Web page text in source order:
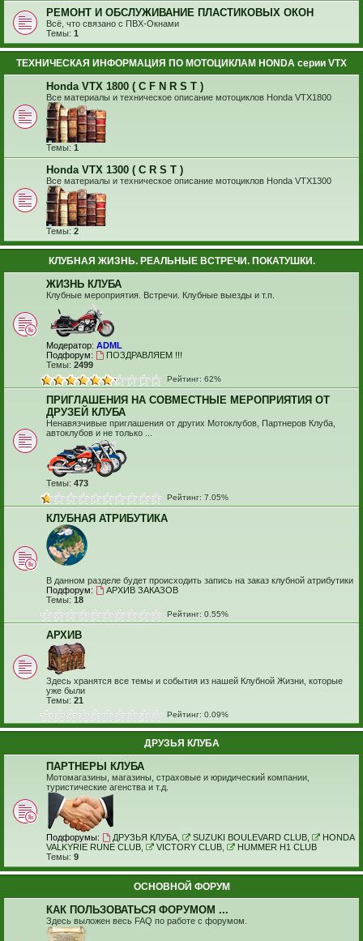
РЕМОНТ И ОБСЛУЖИВАНИЕ ПЛАСТИКОВЫХ ОКОН
Всё, что связано с ПВХ-Окнами
Темы: 1
ТЕХНИЧЕСКАЯ ИНФОРМАЦИЯ ПО МОТОЦИКЛАМ HONDA серии VTX
Honda VTX 1800 ( C F N R S T )
Все материалы и техническое описание мотоциклов Honda VTX1800
Темы: 1
Honda VTX 1300 ( C R S T )
Все материалы и техническое описание мотоциклов Honda VTX1300
Темы: 2
КЛУБНАЯ ЖИЗНЬ. РЕАЛЬНЫЕ ВСТРЕЧИ. ПОКАТУШКИ.
ЖИЗНЬ КЛУБА
Клубные мероприятия. Встречи. Клубные выезды и т.п.
Модератор: ADML
Подфорум:
ПОЗДРАВЛЯЕМ !!!
Темы: 2499
Рейтинг: 62%
ПРИГЛАШЕНИЯ НА СОВМЕСТНЫЕ МЕРОПРИЯТИЯ ОТ
ДРУЗЕЙ КЛУБА
Ненавязчивые приглашения от других Мотоклубов, Партнеров Клуба,
автоклубов и не только ...
Темы: 473
Рейтинг: 7.05%
КЛУБНАЯ АТРИБУТИКА
В данном разделе будет происходить запись на заказ клубной атрибутики
Подфорум:
АРХИВ ЗАКАЗОВ
Темы: 18
Рейтинг: 0.55%
АРХИВ
Здесь хранятся все темы и события из нашей Клубной Жизни, которые
уже были
Темы: 21
Рейтинг: 0.09%
ДРУЗЬЯ КЛУБА
ПАРТНЕРЫ КЛУБА
Мотомагазины, магазины, страховые и юридический компании,
туристические агенства и т.д.
Подфорумы: ДРУЗЬЯ КЛУБА, SUZUKI BOULEVARD CLUB,
HONDA
VALKYRIE RUNE CLUB
VICTORY CLUB,
HUMMER H1 CLUB
Темы: 9
ОСНОВНОЙ ФОРУМ
КАК ПОЛЬЗОВАТЬСЯ ФОРУМОМ ...
Здесь выложен весь FAQ по работе с форумом.